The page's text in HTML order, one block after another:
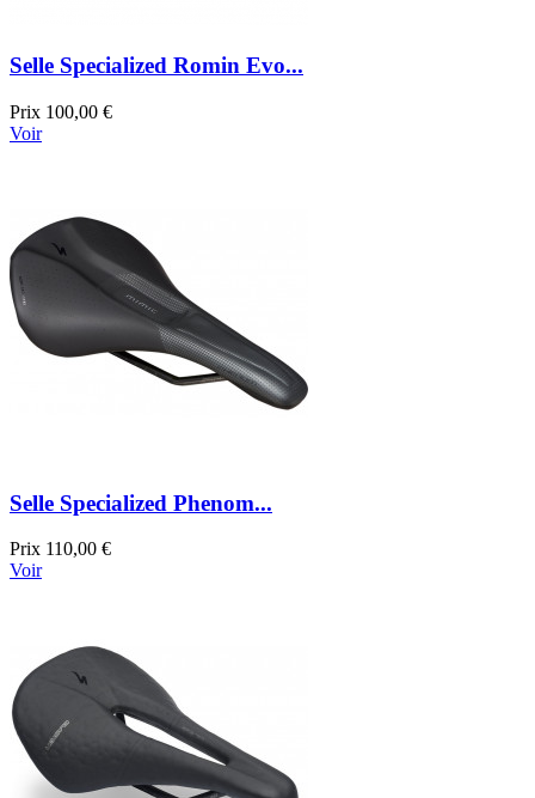
Selle Specialized Romin Evo...
Prix 100,00 €
Voir
Selle Specialized Phenom...
Prix 110,00 €
Voir